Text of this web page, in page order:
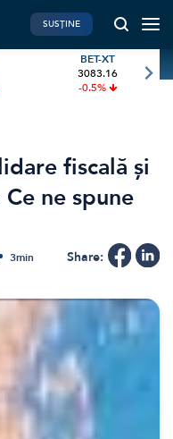
și instabilitate
PERSONALE
& taxe
Up
FINANCE
Investments
Energy
SUSȚINE
BET-XT
3083.16
-0.5%
fiscală și
ne spune
3min Share: